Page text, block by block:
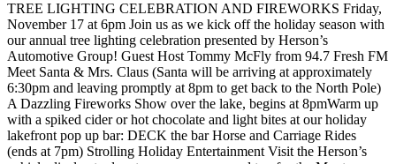
TREE LIGHTING CELEBRATION AND FIREWORKS Friday,
November 17 at 6pm Join us as we kick off the holiday season with
our annual tree lighting celebration presented by Herson’s
Automotive Group! Guest Host Tommy McFly from 94.7 Fresh FM
Meet Santa & Mrs. Claus (Santa will be arriving at approximately
6:30pm and leaving promptly at 8pm to get back to the North Pole)
A Dazzling Fireworks Show over the lake, begins at 8pm ​Warm up
with a spiked cider or hot chocolate and light bites at our holiday
lakefront pop up bar: DECK the bar Horse and Carriage Rides
(ends at 7pm) Strolling Holiday Entertainment Visit the Herson’s